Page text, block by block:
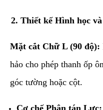
​2. Thiết kế Hình học
Mặt cắt Chữ L (90 độ):
hảo cho phép thanh ốp
góc tường hoặc cột.
Cơ chế Phân tán Lực: